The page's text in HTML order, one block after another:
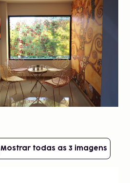
Mostrar todas as 3 imagens